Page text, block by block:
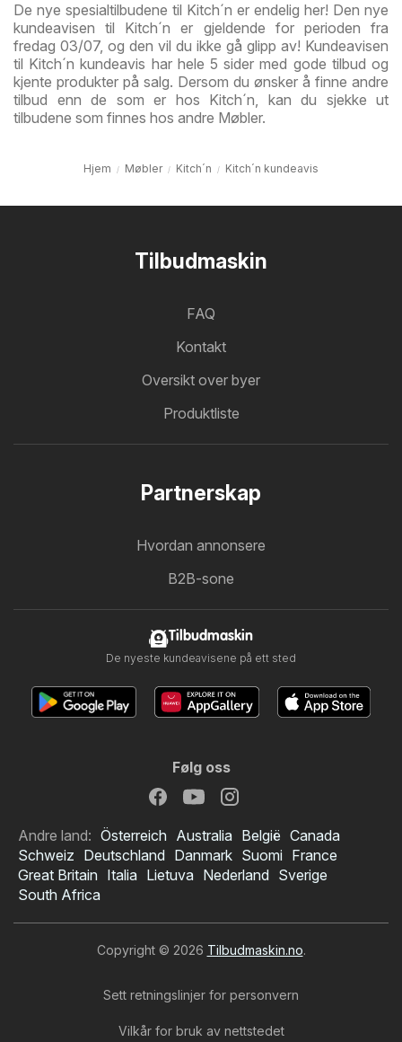
De nye spesialtilbudene til Kitch´n er endelig her! Den nye
kundeavisen til Kitch´n er gjeldende for perioden fra
fredag 03/07, og den vil du ikke gå glipp av! Kundeavisen
til Kitch´n kundeavis har hele 5 sider med gode tilbud og
kjente produkter på salg. Dersom du ønsker å finne andre
tilbud enn de som er hos Kitch´n, kan du sjekke ut
tilbudene som finnes hos andre Møbler.
Hjem Møbler Kitch´n Kitch´n kundeavis
Tilbudmaskin
FAQ
Kontakt
Oversikt over byer
Produktliste
Partnerskap
Hvordan annonsere
B2B-sone
Tilbudmaskin
De nyeste kundeavisene på ett sted
Følg oss
Andre land: Österreich Australia België Canada
Schweiz Deutschland Danmark Suomi France
Great Britain Italia Lietuva Nederland Sverige
South Africa
Copyright © 2026 Tilbudmaskin.no.
Sett retningslinjer for personvern
Vilkår for bruk av nettstedet